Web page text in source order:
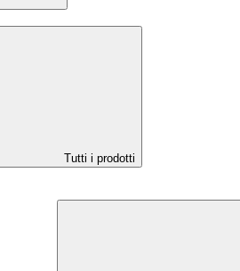
Tutti i prodotti